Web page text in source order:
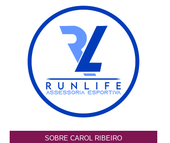
SOBRE CAROL RIBEIRO